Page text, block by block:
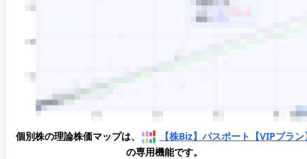
個別株の理論株価マップは、
【株Biz】パスポート【VIPプラン
の専用機能です。